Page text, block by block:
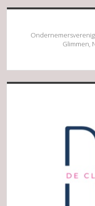
Glimmen,